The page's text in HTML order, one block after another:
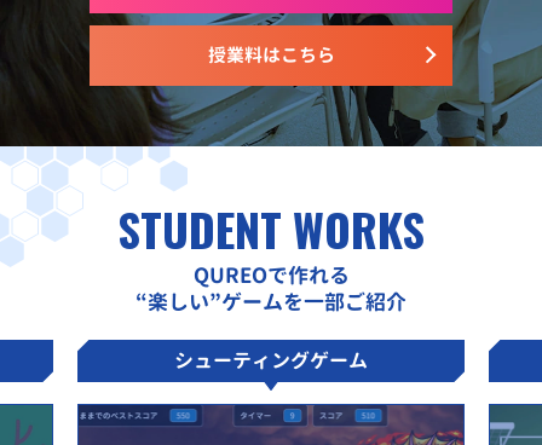
授業料はこちら
STUDENT WORKS
QUREOで作れる
“楽しい”ゲームを一部ご紹介
シューティングゲーム